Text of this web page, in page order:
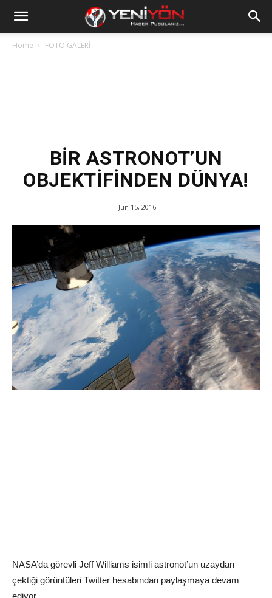
Home FOTO GALERİ
BİR ASTRONOT’UN
OBJEKTİFİNDEN DÜNYA!
Jun 15, 2016
NASA’da görevli Jeff Williams isimli astronot’un uzaydan
çektiği görüntüleri Twitter hesabından paylaşmaya devam
ediyor.